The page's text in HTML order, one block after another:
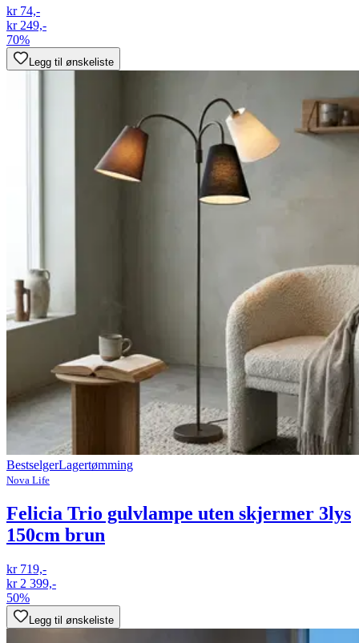
kr 74,-
kr 249,-
70%
Legg til ønskeliste
BestselgerLagertømming
Nova Life
Felicia Trio gulvlampe uten skjermer 3lys
150cm brun
kr 719,-
kr 2 399,-
50%
Legg til ønskeliste